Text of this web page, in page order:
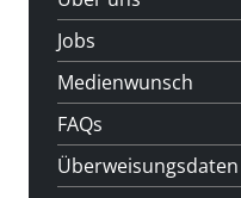
Jobs
Medienwunsch
FAQs
Überweisungsdaten